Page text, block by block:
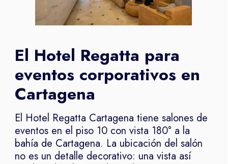
El Hotel Regatta para
eventos corporativos en
Cartagena
El Hotel Regatta Cartagena tiene salones de
eventos en el piso 10 con vista 180° a la
bahía de Cartagena. La ubicación del salón
no es un detalle decorativo: una vista así